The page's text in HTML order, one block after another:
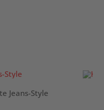
Jeans-Style